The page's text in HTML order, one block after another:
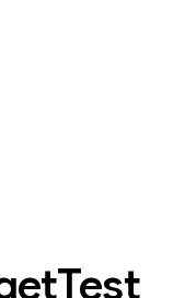
Test